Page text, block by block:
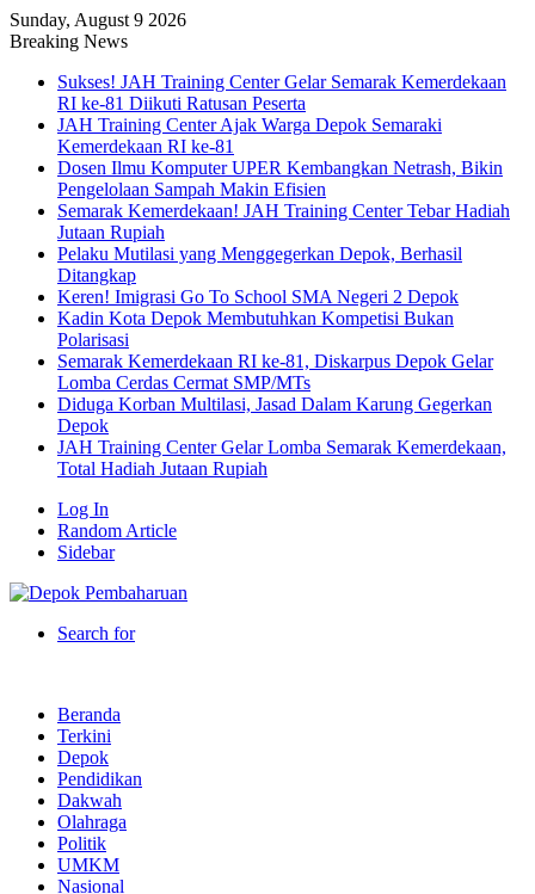
Sunday, August 9 2026
Breaking News
Sukses! JAH Training Center Gelar Semarak Kemerdekaan
RI ke-81 Diikuti Ratusan Peserta
JAH Training Center Ajak Warga Depok Semaraki
Kemerdekaan RI ke-81
Dosen Ilmu Komputer UPER Kembangkan Netrash, Bikin
Pengelolaan Sampah Makin Efisien
Semarak Kemerdekaan! JAH Training Center Tebar Hadiah
Jutaan Rupiah
Pelaku Mutilasi yang Menggegerkan Depok, Berhasil
Ditangkap
Keren! Imigrasi Go To School SMA Negeri 2 Depok
Kadin Kota Depok Membutuhkan Kompetisi Bukan
Polarisasi
Semarak Kemerdekaan RI ke-81, Diskarpus Depok Gelar
Lomba Cerdas Cermat SMP/MTs
Diduga Korban Multilasi, Jasad Dalam Karung Gegerkan
Depok
JAH Training Center Gelar Lomba Semarak Kemerdekaan,
Total Hadiah Jutaan Rupiah
Log In
Random Article
Sidebar
Search for
Beranda
Terkini
Depok
Pendidikan
Dakwah
Olahraga
Politik
UMKM
Nasional